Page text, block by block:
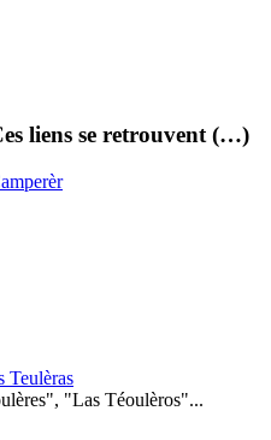
liens se retrouvent (…)
Teulèras
"Las Téoulèros"...